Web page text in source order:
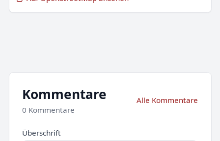
Kommentare
0 Kommentare
Alle Kommentare
Überschrift